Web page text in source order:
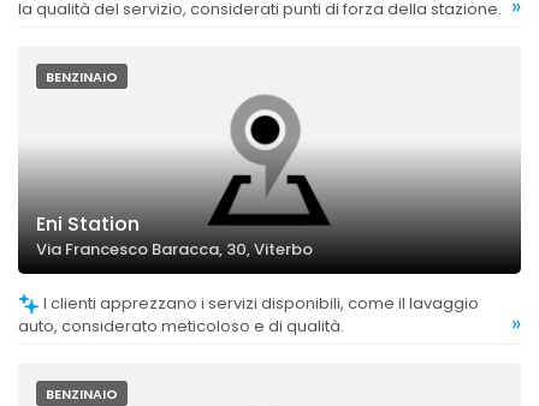
la qualità del servizio, considerati punti di forza della stazione.
BENZINAIO
Eni Station
Via Francesco Baracca, 30, Viterbo
auto, considerato meticoloso e di qualità.
»
BENZINAIO